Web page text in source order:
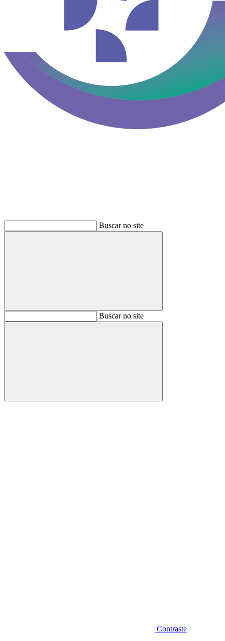
Buscar no site
BuscarBuscar no site
Buscar
Contraste